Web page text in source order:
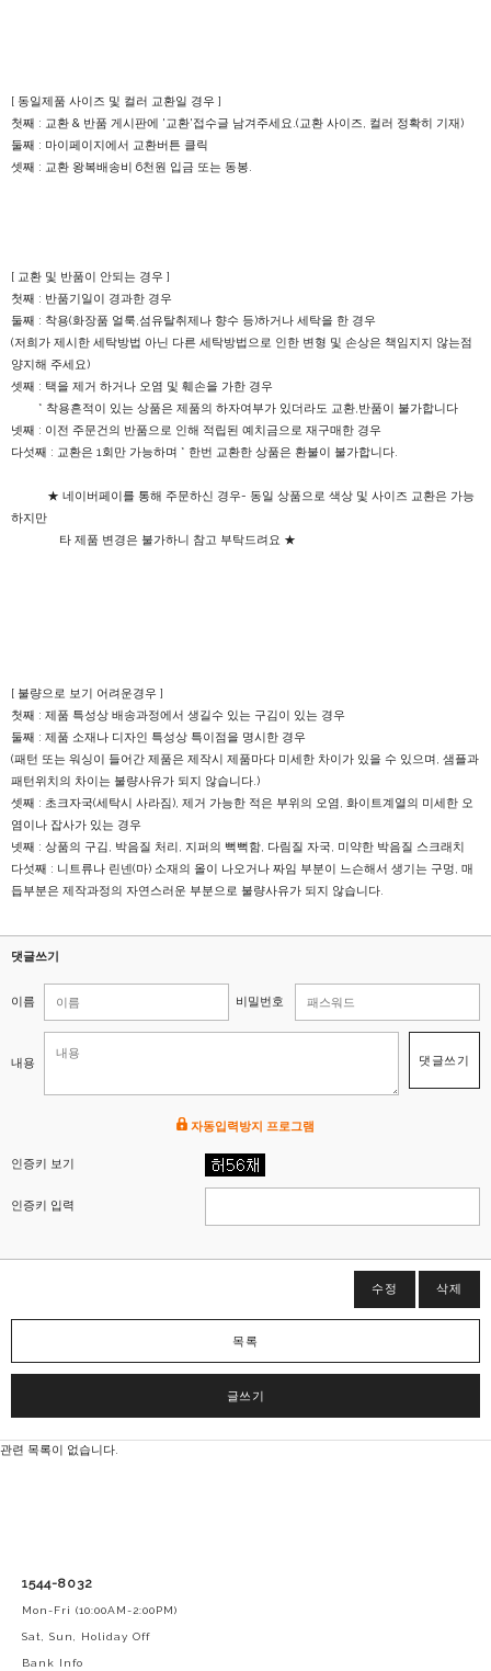
[ 동일제품 사이즈 및 컬러 교환일 경우 ]
첫째 : 교환 & 반품 게시판에 '교환'접수글 남겨주세요.(교환 사이즈, 컬러 정확히 기재)
둘째 : 마이페이지에서 교환버튼 클릭
셋째 : 교환 왕복배송비 6천원 입금 또는 동봉.
[ 교환 및 반품이 안되는 경우 ]
첫째 : 반품기일이 경과한 경우
둘째 : 착용(화장품 얼룩,섬유탈취제나 향수 등)하거나 세탁을 한 경우
(저희가 제시한 세탁방법 아닌 다른 세탁방법으로 인한 변형 및 손상은 책임지지 않는점
양지해 주세요)
셋째 : 택을 제거 하거나 오염 및 훼손을 가한 경우
* 착용흔적이 있는 상품은 제품의 하자여부가 있더라도 교환,반품이 불가합니다
넷째 : 이전 주문건의 반품으로 인해 적립된 예치금으로 재구매한 경우
다섯째 : 교환은 1회만 가능하며 * 한번 교환한 상품은 환불이 불가합니다.
★ 네이버페이를 통해 주문하신 경우- 동일 상품으로 색상 및 사이즈 교환은 가능
하지만
타 제품 변경은 불가하니 참고 부탁드려요 ★
[ 불량으로 보기 어려운경우 ]
첫째 : 제품 특성상 배송과정에서 생길수 있는 구김이 있는 경우
둘째 : 제품 소재나 디자인 특성상 특이점을 명시한 경우
(패턴 또는 워싱이 들어간 제품은 제작시 제품마다 미세한 차이가 있을 수 있으며, 샘플과
패턴위치의 차이는 불량사유가 되지 않습니다.)
셋째 : 초크자국(세탁시 사라짐), 제거 가능한 적은 부위의 오염, 화이트계열의 미세한 오
염이나 잡사가 있는 경우
넷째 : 상품의 구김, 박음질 처리, 지퍼의 뻑뻑함, 다림질 자국, 미약한 박음질 스크래치
다섯째 : 니트류나 린넨(마) 소재의 올이 나오거나 짜임 부분이 느슨해서 생기는 구멍, 매
듭부분은 제작과정의 자연스러운 부분으로 불량사유가 되지 않습니다.
댓글쓰기
이름 비밀번호
내용 댓글쓰기
자동입력방지 프로그램
인증키 보기
인증키 입력
수정 삭제
목록
글쓰기
관련 목록이 없습니다.
1544-8032
Mon-Fri (10:00AM-2:00PM)
Sat, Sun, Holiday Off
Bank Info